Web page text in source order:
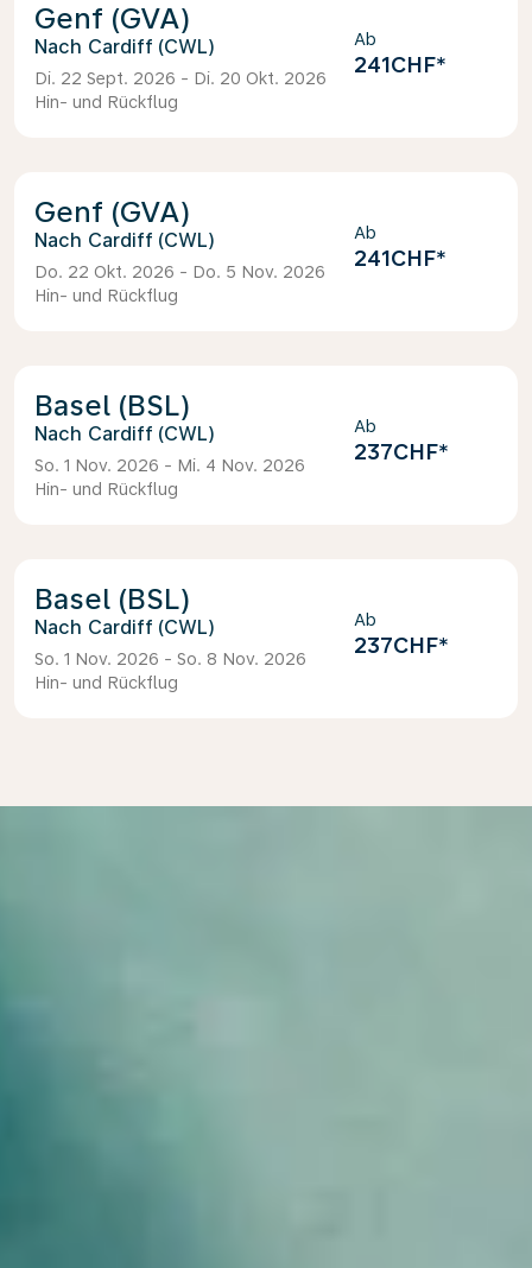
Genf (GVA)
Cardiff (CWL)
Di. 22 Sept. 2026 - Di. 20 Okt. 2026
Hin- und Rückflug
Ab
241CHF*
Genf (GVA)
Cardiff (CWL)
Do. 22 Okt. 2026 - Do. 5 Nov. 2026
Hin- und Rückflug
Ab
241CHF*
Basel (BSL)
Cardiff (CWL)
So. 1 Nov. 2026 - Mi. 4 Nov. 2026
Hin- und Rückflug
Ab
237CHF*
Basel (BSL)
Cardiff (CWL)
So. 1 Nov. 2026 - So. 8 Nov. 2026
Hin- und Rückflug
Ab
237CHF*